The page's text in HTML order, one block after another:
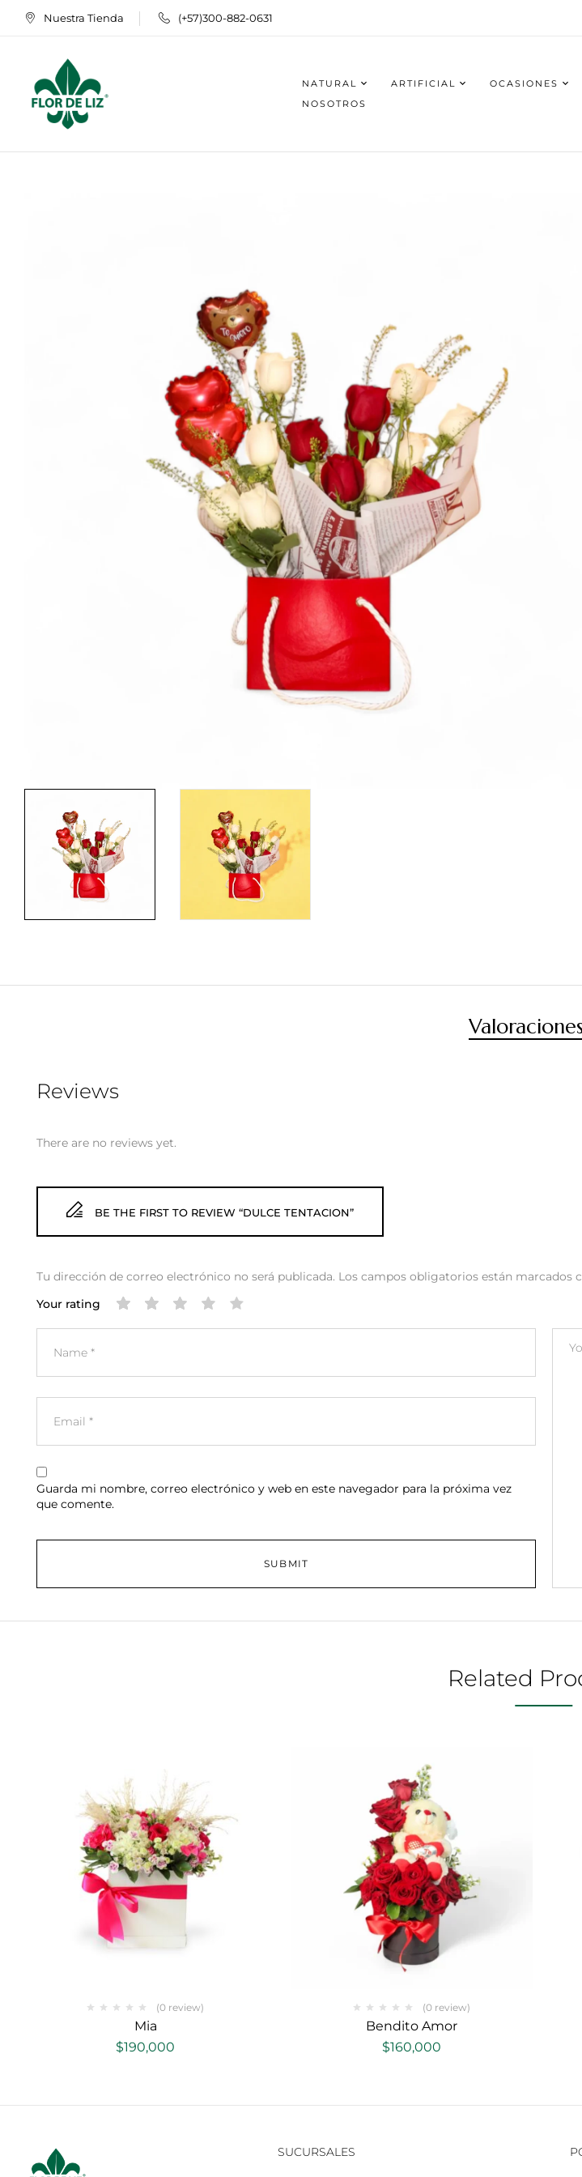
Nuestra Tienda (+57)300-882-0631
NATURAL ARTIFICIAL OCASIONES
NOSOTROS
Reviews
There are no reviews yet.
BE THE FIRST TO REVIEW “DULCE TENTACION”
Tu dirección de correo electrónico no será publicada. Los campos obligatorios están marcados
Your rating
Guarda mi nombre, correo electrónico y web en este navegador para la próxima vez
que comente.
Related
(0 review)
Mia
$190,000
(0 review)
Bendito Amor
$160,000
SUCURSALES